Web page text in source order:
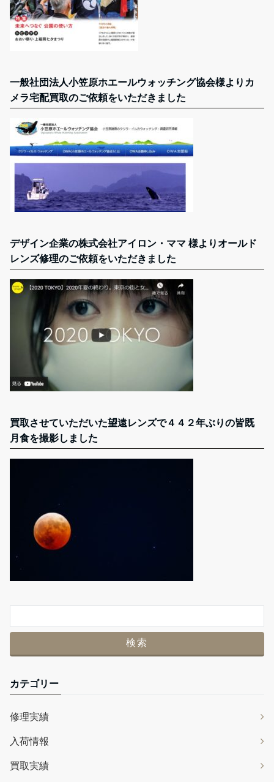
一般社団法人小笠原ホエールウォッチング協会様よりカ
メラ宅配買取のご依頼をいただきました
デザイン企業の株式会社アイロン・ママ 様よりオールド
レンズ修理のご依頼をいただきました
買取させていただいた望遠レンズで４４２年ぶりの皆既
月食を撮影しました
カテゴリー
修理実績
入荷情報
買取実績